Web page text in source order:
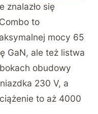
znalazło się
to
mocy 65
GaN, ale też listwa
obudowy
230 V, a
to aż 4000